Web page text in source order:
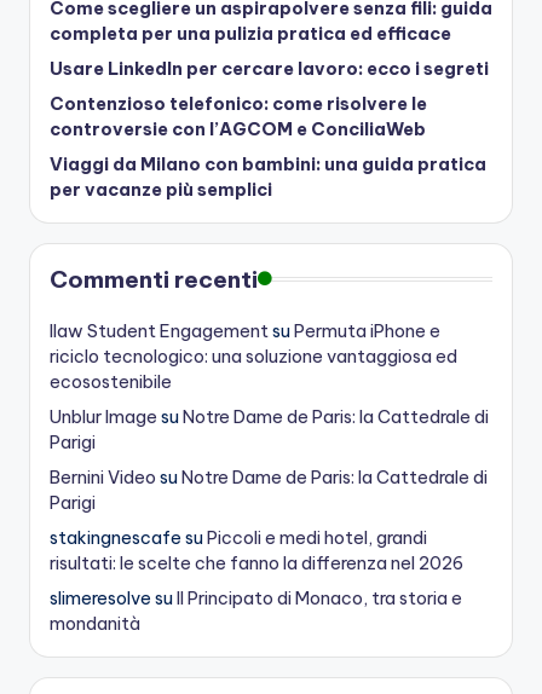
Come scegliere un aspirapolvere senza fili: guida
completa per una pulizia pratica ed efficace
Usare LinkedIn per cercare lavoro: ecco i segreti
Contenzioso telefonico: come risolvere le
controversie con l’AGCOM e ConciliaWeb
Viaggi da Milano con bambini: una guida pratica
per vacanze più semplici
Commenti recenti
Ilaw Student Engagement suPermuta iPhone e
riciclo tecnologico: una soluzione vantaggiosa ed
ecosostenibile
Unblur Image suNotre Dame de Paris: la Cattedrale di
Parigi
Bernini Video suNotre Dame de Paris: la Cattedrale di
Parigi
stakingnescafe suPiccoli e medi hotel, grandi
risultati: le scelte che fanno la differenza nel 2026
slimeresolve suIl Principato di Monaco, tra storia e
mondanità